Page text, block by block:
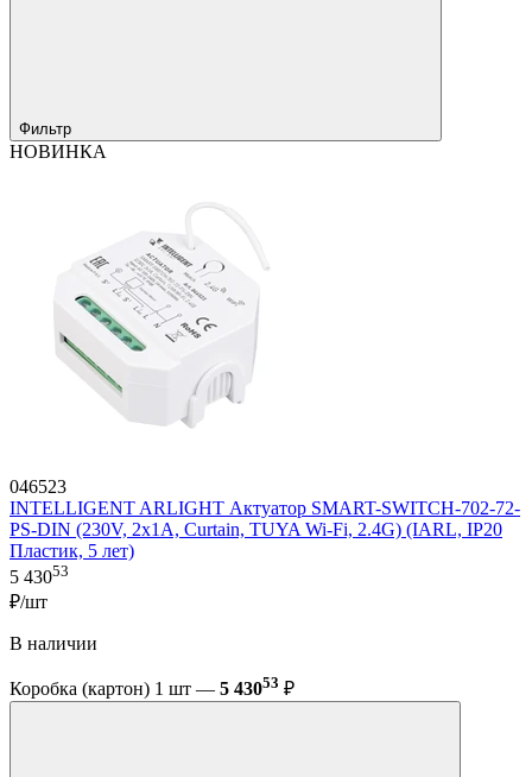
Фильтр
НОВИНКА
046523
INTELLIGENT ARLIGHT Актуатор SMART-SWITCH-702-72-
PS-DIN (230V, 2x1A, Curtain, TUYA Wi-Fi, 2.4G) (IARL, IP20
Пластик, 5 лет)
5 43053
₽/шт
В наличии
Коробка (картон) 1 шт — 5 43053 ₽